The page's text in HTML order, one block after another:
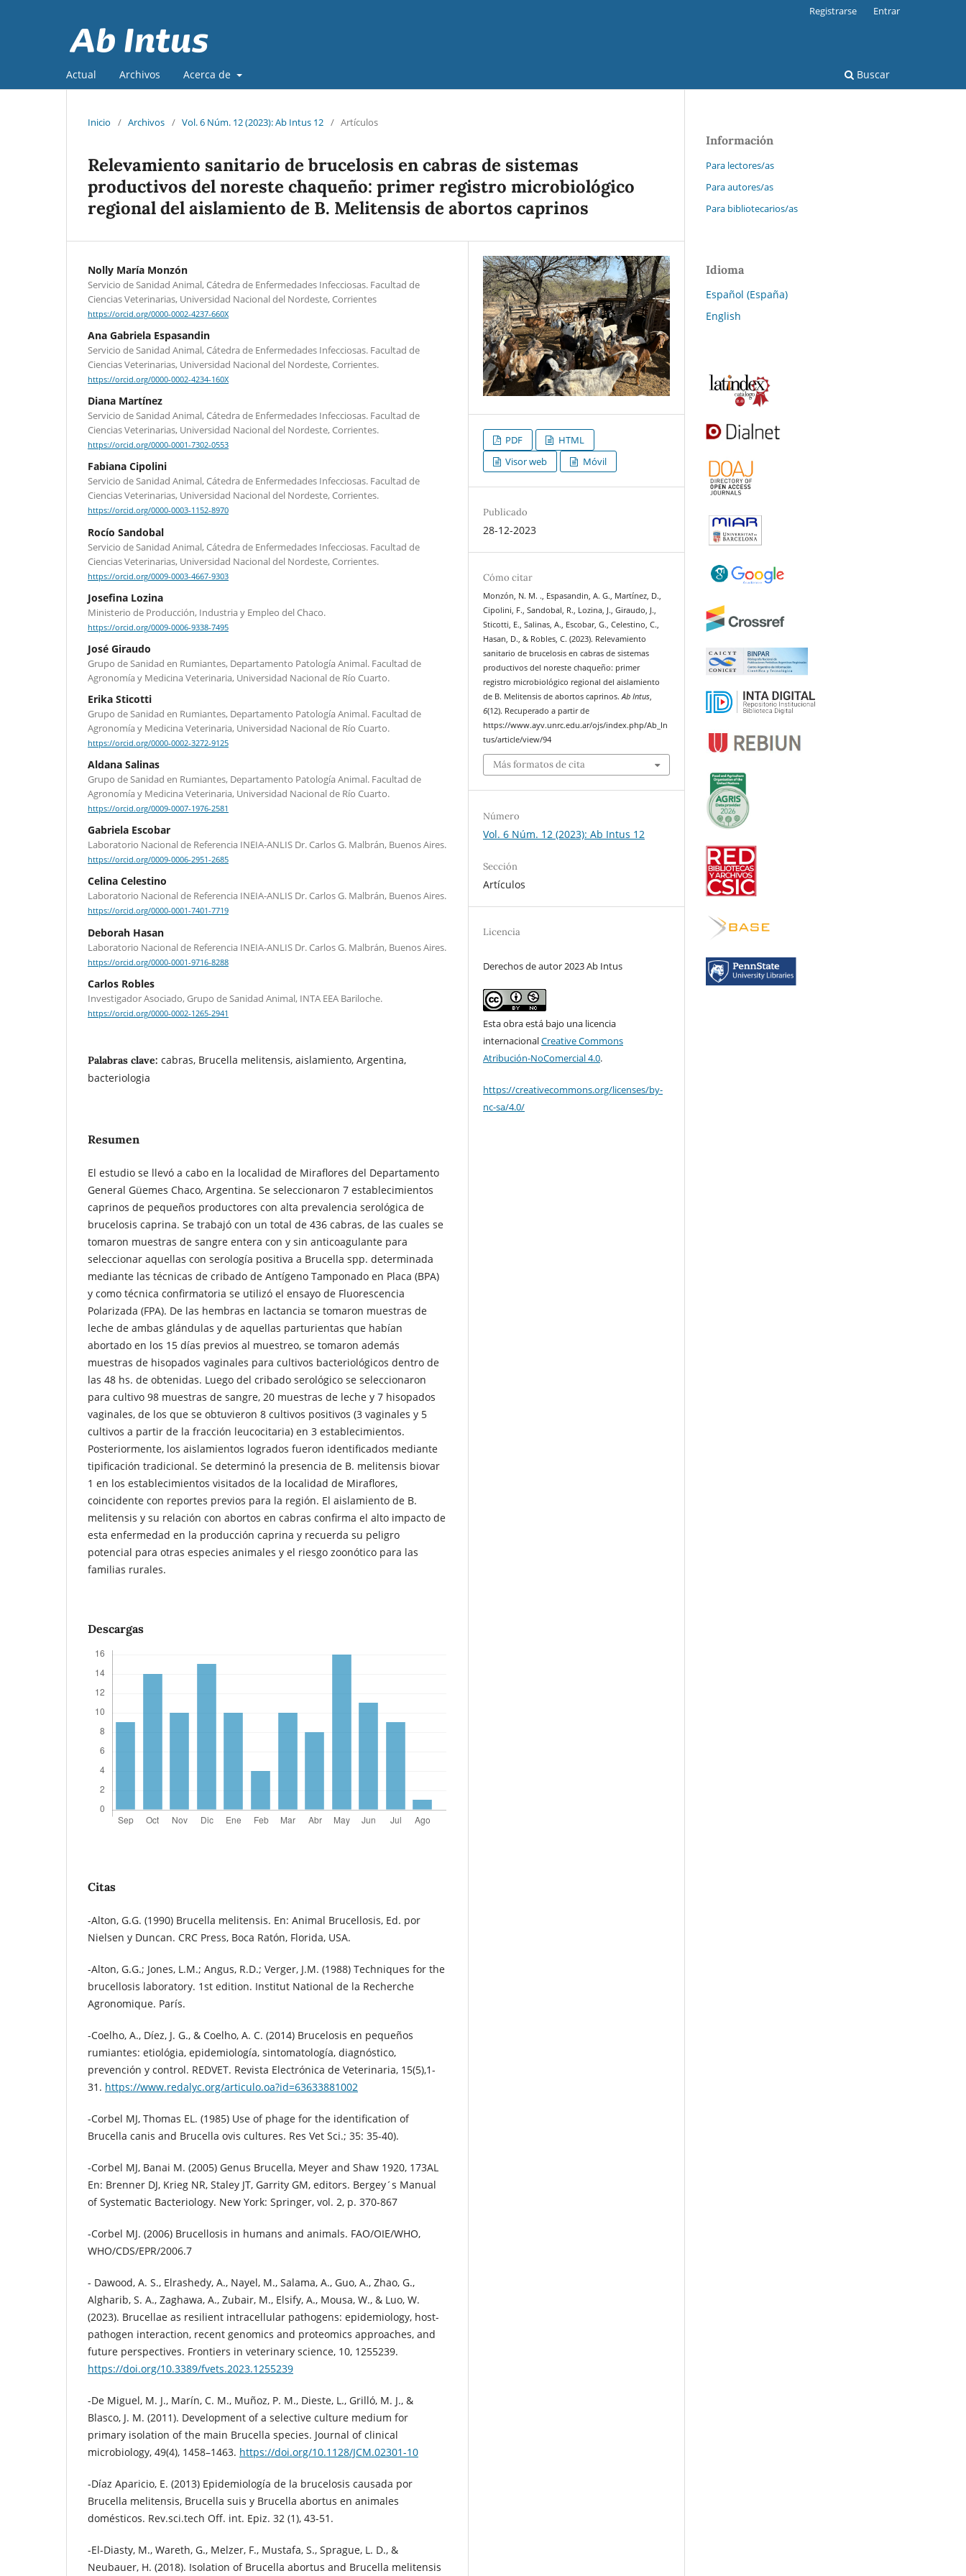
Actual Archivos Acerca de Buscar
Registrarse Entrar
Inicio / Archivos / Vol. 6 Núm. 12 (2023): Ab Intus 12 / Artículos
Relevamiento sanitario de brucelosis en cabras de sistemas
productivos del noreste chaqueño: primer registro microbiológico
regional del aislamiento de B. Melitensis de abortos caprinos
Nolly María Monzón
Servicio de Sanidad Animal, Cátedra de Enfermedades Infecciosas. Facultad de
Ciencias Veterinarias, Universidad Nacional del Nordeste, Corrientes
https://orcid.org/0000-0002-4237-660X
Ana Gabriela Espasandin
Servicio de Sanidad Animal, Cátedra de Enfermedades Infecciosas. Facultad de
Ciencias Veterinarias, Universidad Nacional del Nordeste, Corrientes.
https://orcid.org/0000-0002-4234-160X
Diana Martínez
Servicio de Sanidad Animal, Cátedra de Enfermedades Infecciosas. Facultad de
Ciencias Veterinarias, Universidad Nacional del Nordeste, Corrientes.
https://orcid.org/0000-0001-7302-0553
Fabiana Cipolini
Servicio de Sanidad Animal, Cátedra de Enfermedades Infecciosas. Facultad de
Ciencias Veterinarias, Universidad Nacional del Nordeste, Corrientes.
https://orcid.org/0000-0003-1152-8970
Rocío Sandobal
Servicio de Sanidad Animal, Cátedra de Enfermedades Infecciosas. Facultad de
Ciencias Veterinarias, Universidad Nacional del Nordeste, Corrientes.
https://orcid.org/0009-0003-4667-9303
Josefina Lozina
Ministerio de Producción, Industria y Empleo del Chaco.
https://orcid.org/0009-0006-9338-7495
José Giraudo
Grupo de Sanidad en Rumiantes, Departamento Patología Animal. Facultad de
Agronomía y Medicina Veterinaria, Universidad Nacional de Río Cuarto.
Erika Sticotti
Grupo de Sanidad en Rumiantes, Departamento Patología Animal. Facultad de
Agronomía y Medicina Veterinaria, Universidad Nacional de Río Cuarto.
https://orcid.org/0000-0002-3272-9125
Aldana Salinas
Grupo de Sanidad en Rumiantes, Departamento Patología Animal. Facultad de
Agronomía y Medicina Veterinaria, Universidad Nacional de Río Cuarto.
https://orcid.org/0009-0007-1976-2581
Gabriela Escobar
Laboratorio Nacional de Referencia INEIA-ANLIS Dr. Carlos G. Malbrán, Buenos Aires.
https://orcid.org/0009-0006-2951-2685
Celina Celestino
Laboratorio Nacional de Referencia INEIA-ANLIS Dr. Carlos G. Malbrán, Buenos Aires.
https://orcid.org/0000-0001-7401-7719
Deborah Hasan
Laboratorio Nacional de Referencia INEIA-ANLIS Dr. Carlos G. Malbrán, Buenos Aires.
https://orcid.org/0000-0001-9716-8288
Carlos Robles
Investigador Asociado, Grupo de Sanidad Animal, INTA EEA Bariloche.
https://orcid.org/0000-0002-1265-2941
Palabras clave: cabras, Brucella melitensis, aislamiento, Argentina,
bacteriologia
Resumen
El estudio se llevó a cabo en la localidad de Miraflores del Departamento
General Güemes Chaco, Argentina. Se seleccionaron 7 establecimientos
caprinos de pequeños productores con alta prevalencia serológica de
brucelosis caprina. Se trabajó con un total de 436 cabras, de las cuales se
tomaron muestras de sangre entera con y sin anticoagulante para
seleccionar aquellas con serología positiva a Brucella spp. determinada
mediante las técnicas de cribado de Antígeno Tamponado en Placa (BPA)
y como técnica confirmatoria se utilizó el ensayo de Fluorescencia
Polarizada (FPA). De las hembras en lactancia se tomaron muestras de
leche de ambas glándulas y de aquellas parturientas que habían
abortado en los 15 días previos al muestreo, se tomaron además
muestras de hisopados vaginales para cultivos bacteriológicos dentro de
las 48 hs. de obtenidas. Luego del cribado serológico se seleccionaron
para cultivo 98 muestras de sangre, 20 muestras de leche y 7 hisopados
vaginales, de los que se obtuvieron 8 cultivos positivos (3 vaginales y 5
cultivos a partir de la fracción leucocitaria) en 3 establecimientos.
Posteriormente, los aislamientos logrados fueron identificados mediante
tipificación tradicional. Se determinó la presencia de B. melitensis biovar
1 en los establecimientos visitados de la localidad de Miraflores,
coincidente con reportes previos para la región. El aislamiento de B.
melitensis y su relación con abortos en cabras confirma el alto impacto de
esta enfermedad en la producción caprina y recuerda su peligro
potencial para otras especies animales y el riesgo zoonótico para las
familias rurales.
Descargas
Citas
-Alton, G.G. (1990) Brucella melitensis. En: Animal Brucellosis, Ed. por
Nielsen y Duncan. CRC Press, Boca Ratón, Florida, USA.
-Alton, G.G.; Jones, L.M.; Angus, R.D.; Verger, J.M. (1988) Techniques for the
brucellosis laboratory. 1st edition. Institut National de la Recherche
Agronomique. París.
-Coelho, A., Díez, J. G., & Coelho, A. C. (2014) Brucelosis en pequeños
rumiantes: etiológia, epidemiología, sintomatología, diagnóstico,
prevención y control. REDVET. Revista Electrónica de Veterinaria, 15(5),1-
31. https://www.redalyc.org/articulo.oa?id=63633881002
-Corbel MJ, Thomas EL. (1985) Use of phage for the identification of
Brucella canis and Brucella ovis cultures. Res Vet Sci.; 35: 35-40).
-Corbel MJ, Banai M. (2005) Genus Brucella, Meyer and Shaw 1920, 173AL
En: Brenner DJ, Krieg NR, Staley JT, Garrity GM, editors. Bergey´s Manual
of Systematic Bacteriology. New York: Springer, vol. 2, p. 370-867
-Corbel MJ. (2006) Brucellosis in humans and animals. FAO/OIE/WHO,
WHO/CDS/EPR/2006.7
- Dawood, A. S., Elrashedy, A., Nayel, M., Salama, A., Guo, A., Zhao, G.,
Algharib, S. A., Zaghawa, A., Zubair, M., Elsify, A., Mousa, W., & Luo, W.
(2023). Brucellae as resilient intracellular pathogens: epidemiology, host-
pathogen interaction, recent genomics and proteomics approaches, and
future perspectives. Frontiers in veterinary science, 10, 1255239.
https://doi.org/10.3389/fvets.2023.1255239
-De Miguel, M. J., Marín, C. M., Muñoz, P. M., Dieste, L., Grilló, M. J., &
Blasco, J. M. (2011). Development of a selective culture medium for
primary isolation of the main Brucella species. Journal of clinical
microbiology, 49(4), 1458–1463. https://doi.org/10.1128/JCM.02301-10
-Díaz Aparicio, E. (2013) Epidemiología de la brucelosis causada por
Brucella melitensis, Brucella suis y Brucella abortus en animales
domésticos. Rev.sci.tech Off. int. Epiz. 32 (1), 43-51.
-El-Diasty, M., Wareth, G., Melzer, F., Mustafa, S., Sprague, L. D., &
Neubauer, H. (2018). Isolation of Brucella abortus and Brucella melitensis
PDF
HTML
Visor web
Móvil
Publicado
28-12-2023
Cómo citar
Monzón, N. M. ., Espasandin, A. G., Martínez, D.,
Cipolini, F., Sandobal, R., Lozina, J., Giraudo, J.,
Sticotti, E., Salinas, A., Escobar, G., Celestino, C.,
Hasan, D., & Robles, C. (2023). Relevamiento
sanitario de brucelosis en cabras de sistemas
productivos del noreste chaqueño: primer
registro microbiológico regional del aislamiento
de B. Melitensis de abortos caprinos.Ab Intus,
6(12). Recuperado a partir de
https://www.ayv.unrc.edu.ar/ojs/index.php/Ab_In
tus/article/view/94
Más formatos de cita
Número
Vol. 6 Núm. 12 (2023): Ab Intus 12
Sección
Artículos
Licencia
Derechos de autor 2023 Ab Intus
Esta obra está bajo una licencia
internacionalCreative Commons
Atribución-NoComercial 4.0.
https://creativecommons.org/licenses/by-
nc-sa/4.0/
Información
Para lectores/as
Para autores/as
Para bibliotecarios/as
Idioma
Español (España)
English